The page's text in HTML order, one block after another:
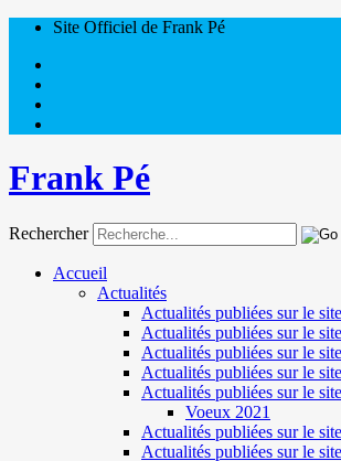
Site Officiel de Frank Pé
Frank Pé
Rechercher
Accueil
Actualités
Actualités publiées sur le
Actualités publiées sur le
Actualités publiées sur le
Actualités publiées sur le
Actualités publiées sur le
Voeux 2021
Actualités publiées sur le
Actualités publiées sur le